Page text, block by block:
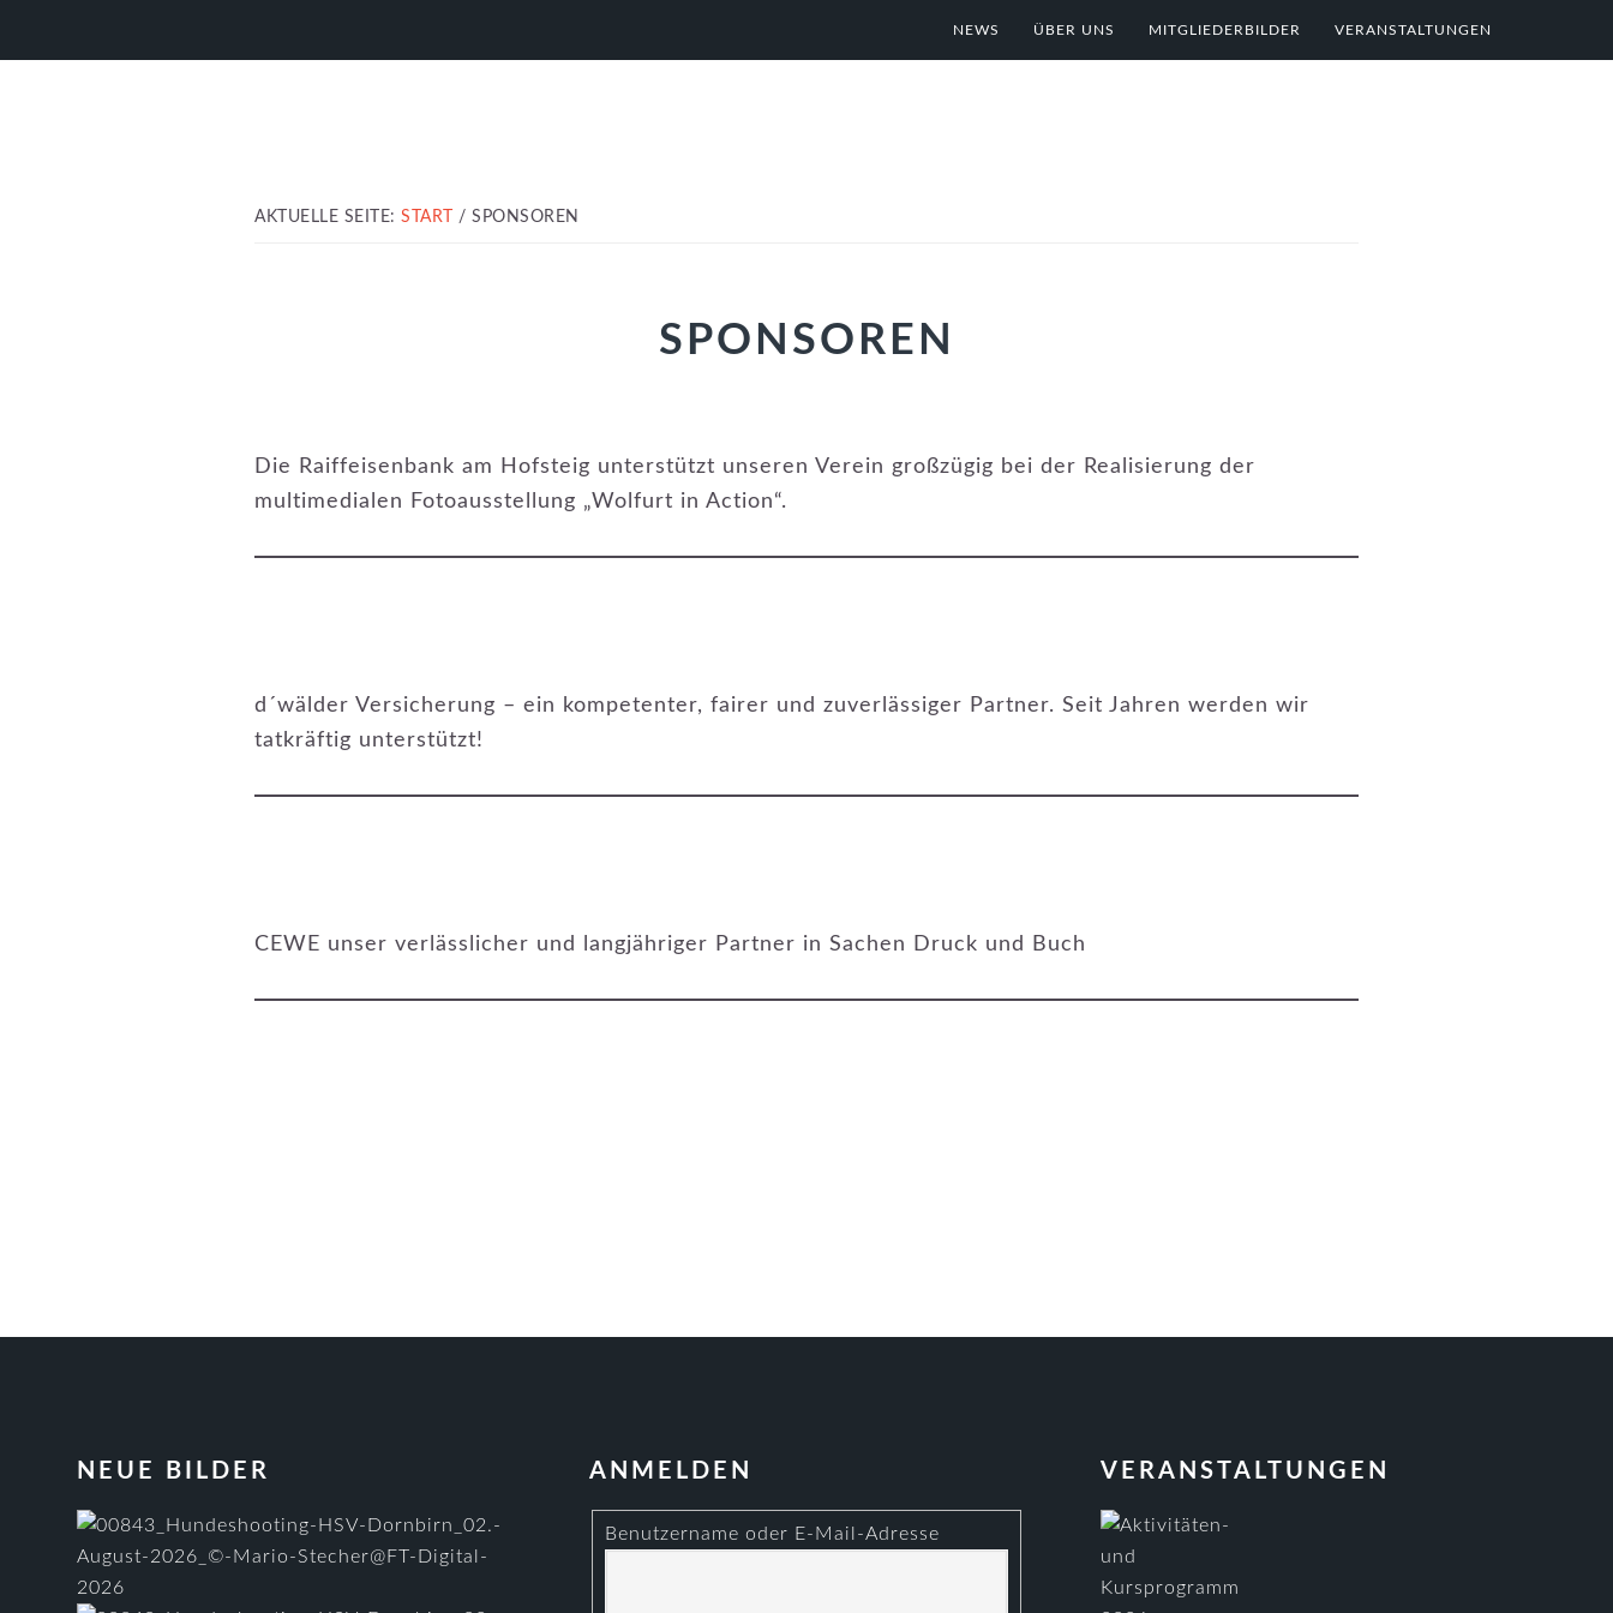
NEWS ÜBER UNS MITGLIEDERBILDER VERANSTALTUNGEN
AKTUELLE SEITE: START / SPONSOREN
SPONSOREN
Die Raiffeisenbank am Hofsteig unterstützt unseren Verein großzügig bei der Realisierung der
multimedialen Fotoausstellung „Wolfurt in Action“.
d´wälder Versicherung – ein kompetenter, fairer und zuverlässiger Partner. Seit Jahren werden wir
tatkräftig unterstützt!
CEWE unser verlässlicher und langjähriger Partner in Sachen Druck und Buch
FOOTER
NEUE BILDER ANMELDEN
Benutzername oder E-Mail-Adresse
VERANSTALTUNGEN